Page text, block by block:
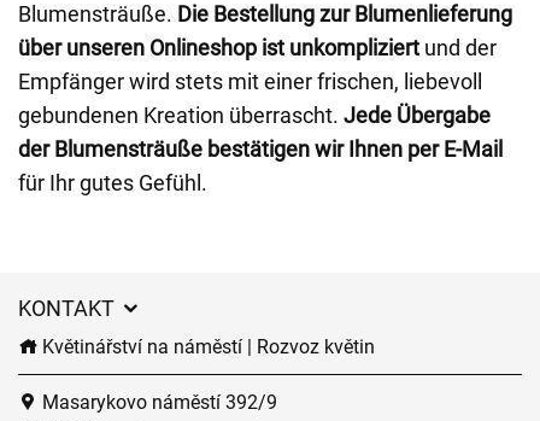
Blumensträuße. Die Bestellung zur Blumenlieferung
über unseren Onlineshop ist unkompliziert und der
Empfänger wird stets mit einer frischen, liebevoll
gebundenen Kreation überrascht. Jede Übergabe
der Blumensträuße bestätigen wir Ihnen per E-Mail
für Ihr gutes Gefühl.
KONTAKT
Květinářství na náměstí | Rozvoz květin
Masarykovo náměstí 392/9